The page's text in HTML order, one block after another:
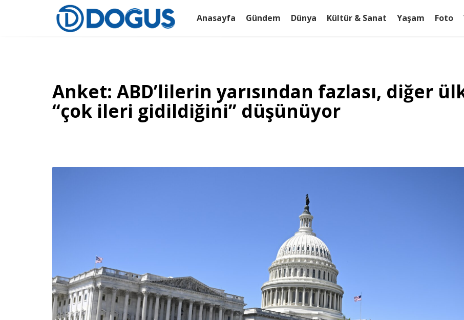
Anasayfa Gündem Dünya Kültür & Sanat Yaşam Foto
Anket: ABD’lilerin yarısından fazlası, diğer
“çok ileri gidildiğini” düşünüyor